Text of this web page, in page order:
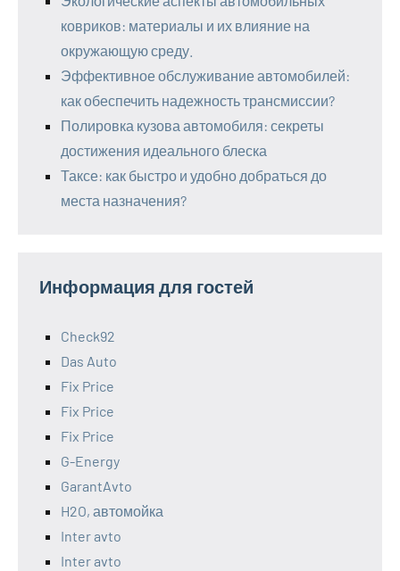
ковриков: материалы и их влияние на
окружающую среду.
Эффективное обслуживание автомобилей:
как обеспечить надежность трансмиссии?
Полировка кузова автомобиля: секреты
достижения идеального блеска
Таксе: как быстро и удобно добраться до
места назначения?
Информация для гостей
Check92
Das Auto
Fix Price
Fix Price
Fix Price
G-Energy
GarantAvto
H2O, автомойка
Inter avto
Inter avto